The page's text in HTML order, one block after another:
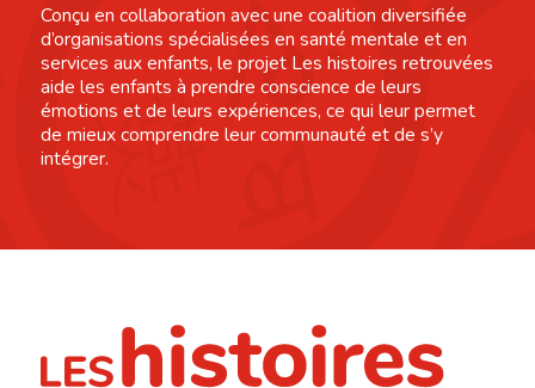
Conçu en collaboration avec une coalition diversifiée
d’organisations spécialisées en santé mentale et en
services aux enfants, le projet Les histoires retrouvées
aide les enfants à prendre conscience de leurs
émotions et de leurs expériences, ce qui leur permet
de mieux comprendre leur communauté et de s’y
intégrer.